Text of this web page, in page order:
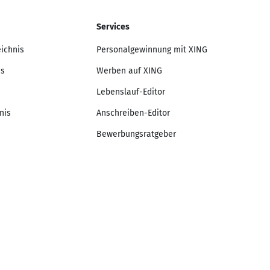
Services
Personalgewinnung mit XING
Werben auf XING
Lebenslauf-Editor
Anschreiben-Editor
Bewerbungsratgeber